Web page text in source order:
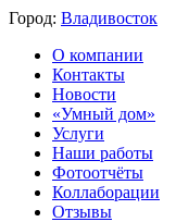
Город: Владивосток
О компании
Контакты
Новости
«Умный дом»
Услуги
Наши работы
Фотоотчёты
Коллаборации
Отзывы